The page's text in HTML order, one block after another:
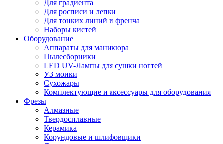
Для градиента
Для росписи и лепки
Для тонких линий и френча
Наборы кистей
Оборудование
Аппараты для маникюра
Пылесборники
LED UV-Лампы для сушки ногтей
УЗ мойки
Сухожары
Комплектующие и аксессуары для оборудования
Фрезы
Алмазные
Твердосплавные
Керамика
Корундовые и шлифовщики